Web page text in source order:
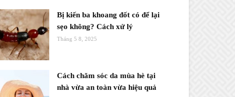
Bị kiến ba khoang đốt có để lại
sẹo không? Cách xử lý
Tháng 5 8, 2025
Cách chăm sóc da mùa hè tại
nhà vừa an toàn vừa hiệu quả